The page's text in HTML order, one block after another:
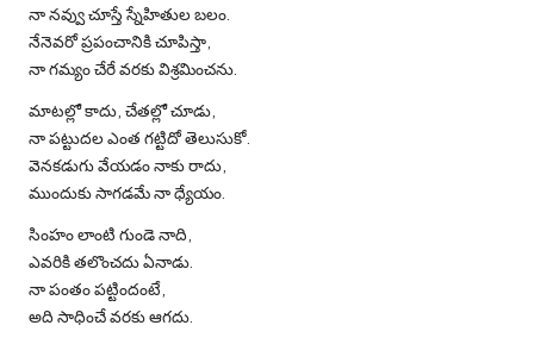
నా నవ్వు చూస్తే స్నేహితుల బలం.
నేనెవరో ప్రపంచానికి చూపిస్తా,
నా గమ్యం చేరే వరకు విశ్రమించను.
మాటల్లో కాదు, చేతల్లో చూడు,
నా పట్టుదల ఎంత గట్టిదో తెలుసుకో.
వెనకడుగు వేయడం నాకు రాదు,
ముందుకు సాగడమే నా ధ్యేయం.
సింహం లాంటి గుండె నాది,
ఎవరికి తలొంచదు ఏనాడు.
నా పంతం పట్టిందంటే,
అది సాధించే వరకు ఆగదు.